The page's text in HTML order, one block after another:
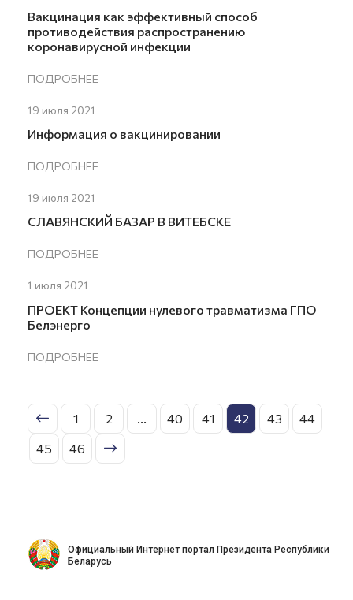
Вакцинация как эффективный способ
противодействия распространению
коронавирусной инфекции
ПОДРОБНЕЕ
19 июля 2021
Информация о вакцинировании
ПОДРОБНЕЕ
19 июля 2021
СЛАВЯНСКИЙ БАЗАР В ВИТЕБСКЕ
ПОДРОБНЕЕ
1 июля 2021
ПРОЕКТ Концепции нулевого травматизма ГПО
Белэнерго
ПОДРОБНЕЕ
1 2 40 41 42 43
44
45
46
Официальный Интернет портал Президента Республики
Беларусь